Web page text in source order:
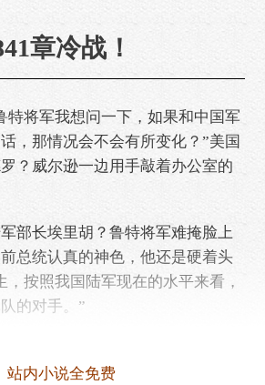
章冷战！
将军我想问一下，如果和中国军
，那情况会不会有所变化？”美国
？威尔逊一边用手敲着办公室的
长埃里胡？鲁特将军难掩脸上
总统认真的神色，他还是硬着头
，按照我国陆军现在的水平来看，
的对手。”
站内小说全免费